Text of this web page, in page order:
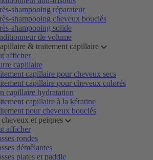
shampooing réparateur
shampooing cheveux bouclés
shampooing solide
de volume
& traitement capillaire
afficher
capillaire
capillaire pour cheveux secs
capillaire pour cheveux colorés
capillaire hydratation
capillaire à la kératine
pour cheveux bouclés
cheveux et peignes
afficher
rondes
démêlantes
plates et paddle